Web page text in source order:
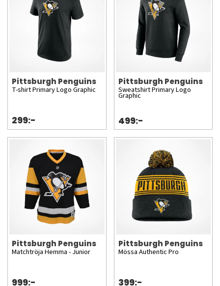
Pittsburgh Penguins
T-shirt Primary Logo Graphic
299:-
Pittsburgh Penguins
Sweatshirt Primary Logo
Graphic
499:-
Pittsburgh Penguins
Matchtröja Hemma - Junior
999:-
Pittsburgh Penguins
Mössa Authentic Pro
399:-